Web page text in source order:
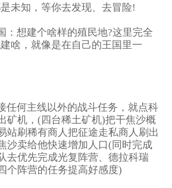
未知，等你去发现、去冒险!
：想建个啥样的殖民地?这里完全
啥，就像是在自己的王国里一
任何主线以外的战斗任务，就点科
矿机，(四台稀土矿机)把干焦沙概
站刷稀有商人把征途走私商人刷出
沙卖给他快速增加人口(同时完成
去优先完成光复阵营、德拉科瑞
个阵营的任务提高好感度)